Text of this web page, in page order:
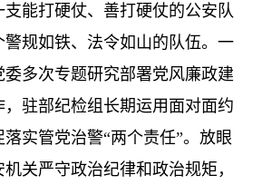
能打硬仗、善打硬仗的公安队
规如铁、法令如山的队伍。一
多次专题研究部署党风廉政建
驻部纪检组长期运用面对面约
实管党治警“两个责任”。放眼
关严守政治纪律和政治规矩，